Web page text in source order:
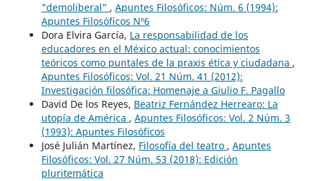
"demoliberal" , Apuntes Filosóficos: Núm. 6 (1994):
Apuntes Filosóficos Nº6
Dora Elvira García, La responsabilidad de los
educadores en el México actual: conocimientos
teóricos como puntales de la praxis ética y ciudadana ,
Apuntes Filosóficos: Vol. 21 Núm. 41 (2012):
Investigación filosófica: Homenaje a Giulio F. Pagallo
David De los Reyes, Beatriz Fernández Herrearo: La
utopía de América , Apuntes Filosóficos: Vol. 2 Núm. 3
(1993): Apuntes Filosóficos
José Julián Martínez, Filosofía del teatro , Apuntes
Filosóficos: Vol. 27 Núm. 53 (2018): Edición
pluritemática